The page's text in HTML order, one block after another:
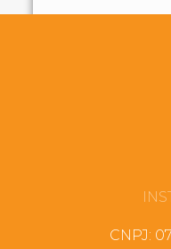
CNPJ: